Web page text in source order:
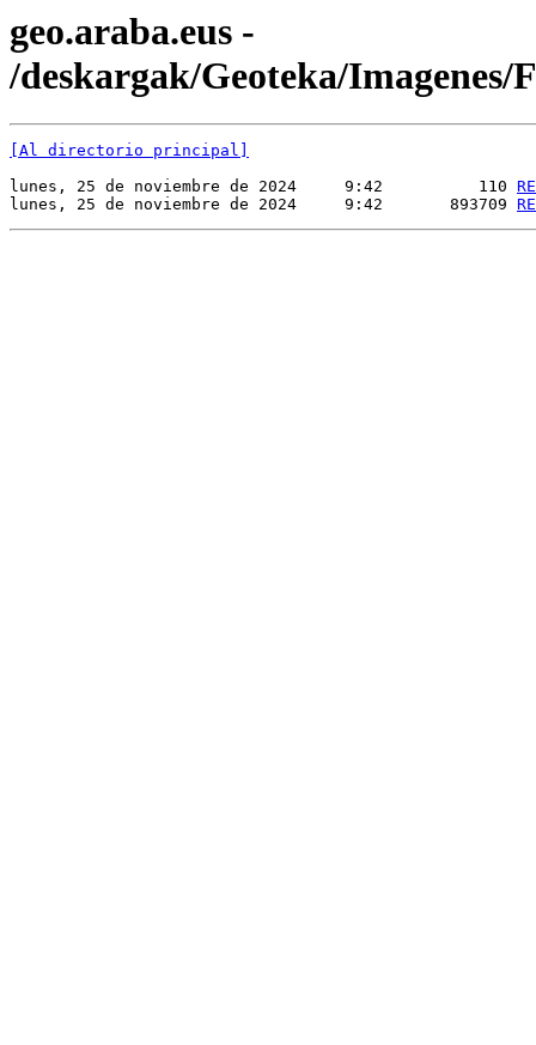
geo.araba.eus -
/deskargak/Geoteka/Imagenes/
[Al directorio principal]
lunes, 25 de noviembre de 2024     9:42          110
lunes, 25 de noviembre de 2024     9:42       893709